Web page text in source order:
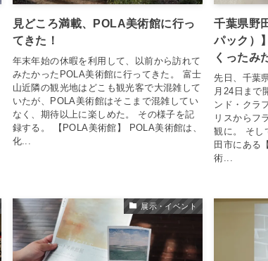
見どころ満載、POLA美術館に行っ
てきた！
年末年始の休暇を利用して、以前から訪れて
みたかったPOLA美術館に行ってきた。 富士
山近隣の観光地はどこも観光客で大混雑して
いたが、POLA美術館はそこまで混雑してい
なく、期待以上に楽しめた。 その様子を記
録する。 【POLA美術館】 POLA美術館は、
化...
千葉県野
パック）
くったみ
先日、千葉
月24日まで
ンド・クラ
リスからフ
観に。 そし
田市にある
術...
展示・イベント